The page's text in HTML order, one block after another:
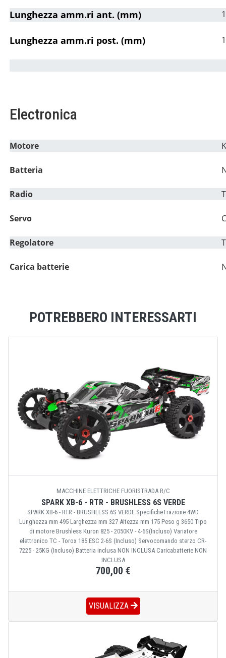
Lunghezza amm.ri ant. (mm)
Lunghezza amm.ri post. (mm)
Electronica
Motore
Batteria
Radio
Servo
Regolatore
Carica batterie
POTREBBERO INTERESSARTI
MACCHINE ELETTRICHE FUORISTRADA R/C
SPARK XB-6 - RTR - BRUSHLESS 6S VERDE
SPARK XB-6 - RTR - BRUSHLESS 6S VERDE SpecificheTrazione 4WD
Lunghezza mm 495 Larghezza mm 327 Altezza mm 175 Peso g 3650 Tipo
di motore Brushless Kuron 825 - 2050KV - 4-6S(Incluso) Variatore
elettronico TC - Torox 185 ESC 2-6S (Incluso) Servocomando sterzo CR-
7225 - 25KG (Incluso) Batteria inclusa NON INCLUSA Caricabatterie NON
INCLUSA
700,00 €
VISUALIZZA